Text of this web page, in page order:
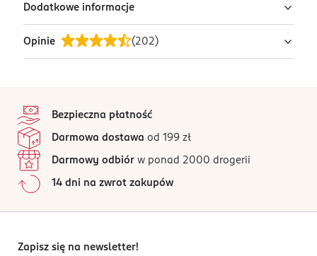
pielęgnuje. Nie podrażnia i sprawia, że skóra jest
przyjemna w dotyku. Świetnie sprawdzi się do
codziennej higieny.
Ingredients: : SODIUM TALLOWATE, SODIUM COCOATE,
AQUA, SORBITOL, GLYCERIN, PARFUM, LINUM
USITATISSIMUM SEED OIL, SODIUM CHLORIDE, SODIUM
HYDROXIDE, TETRASODIUM ETIDRONATE.
Dodatkowe informacje
PRZYGOTOWANIE I STOSOWANIE
Namydlić zwilżoną skórę. Wmasować i dokładnie
OSTRZEŻENIA DOTYCZĄCE BEZPIECZEŃSTWA
Do użytku zewnętrznego. Trzymać z daleka od dzieci.
Unikać kontaktu z oczami. Jeśli produkt powoduje
uczulenie, przerwać jego stosowanie.
OSOBA/PODMIOT ODPOWIEDZIALNY
Opinie (202 )
Wszystkie opinie są zweryfikowane zakupem.
4
0%
2
Bezpieczna płatność
Darmowa dostawa od 199 zł
Darmowy odbiór w ponad 2000 drogerii
14 dni na zwrot zakupów
Zapisz się na newsletter!